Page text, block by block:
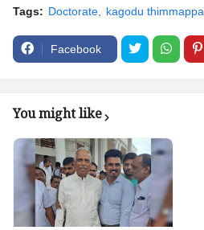
Tags: Doctorate kagodu thimmappa
Facebook
You might like